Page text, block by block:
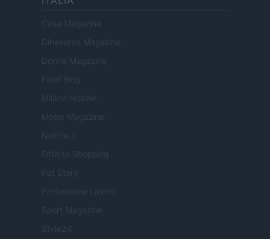
Casa Magazine
Cineverse Magazine
Donne Magazine
Food Blog
Milano Notizie
Motor Magazine
Notizie.it
Offerte Shopping
Pet Story
Professione Lavoro
Sport Magazine
Style24